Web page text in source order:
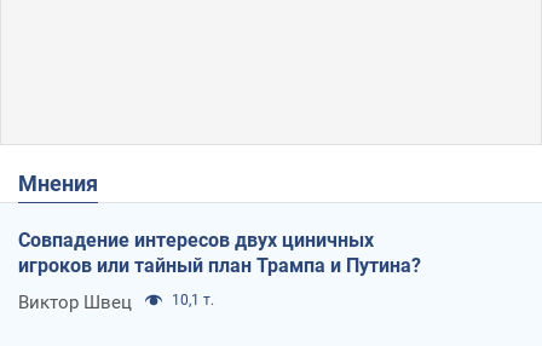
Мнения
Совпадение интересов двух циничных
игроков или тайный план Трампа и Путина?
Виктор Швец 10,1 т.